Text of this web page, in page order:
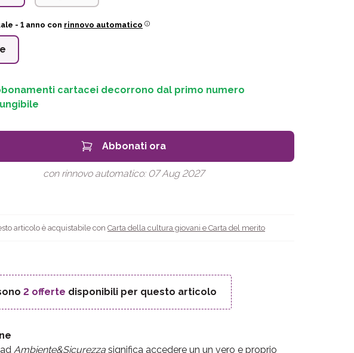
- 1 anno con rinnovo automatico
cartacei decorrono dal primo numero
Abbonati ora
con rinnovo automatico: 07 Aug 2027
articolo è acquistabile con Carta della cultura giovani e Carta del merito
2 offerte disponibili per questo articolo
Ambiente&Sicurezza significa accedere un un vero e proprio